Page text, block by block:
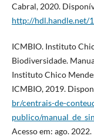
Cabral, 2020.
http://hdl.handle.net/
ICMBIO. Instituto
Biodiversidade.
Instituto Chico
ICMBIO, 2019.
br/centrais-de-
publico/
Acesso em: ago. 2022.